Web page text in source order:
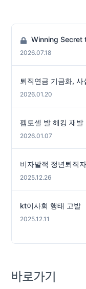
Winning Secret
2026.07.18
퇴직연금 기금화,
2026.01.20
펨토셀 발 해킹 재발
2026.01.07
비자발적 정년퇴직
2025.12.26
kt이사회 행태 고발
2025.12.11
바로가기